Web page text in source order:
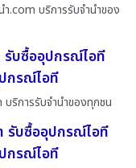
า.com บริการรับจำนำของ
รับซื้ออุปกรณ์ไอที
กรณ์ไอที
บริการรับจำนำของทุกชน
รับซื้ออุปกรณ์ไอที
กรณ์ไอที